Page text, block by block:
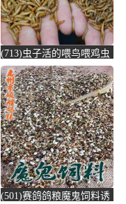
(713)虫子活的喂鸟喂鸡虫
子小鸟吃的虫子黄粉虫大
麦虫宠物饲-鸡饲料(蕴橙
汇家居专营店仅售19.45
元)
(501)赛鸽鸽粮魔鬼饲料诱